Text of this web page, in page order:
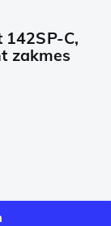
142SP-C,
zakmes